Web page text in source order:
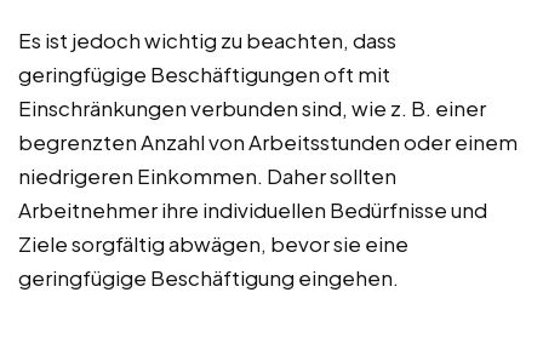
Es ist jedoch wichtig zu beachten, dass
geringfügige Beschäftigungen oft mit
Einschränkungen verbunden sind, wie z. B. einer
begrenzten Anzahl von Arbeitsstunden oder einem
niedrigeren Einkommen. Daher sollten
Arbeitnehmer ihre individuellen Bedürfnisse und
Ziele sorgfältig abwägen, bevor sie eine
geringfügige Beschäftigung eingehen.